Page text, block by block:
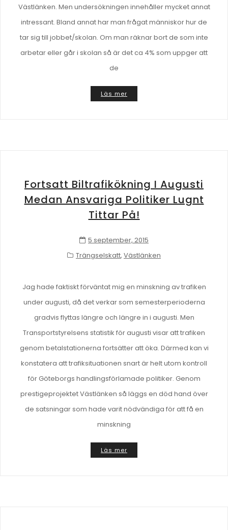
Västlänken. Men undersökningen innehåller mycket annat
intressant. Bland annat har man frågat människor hur de
tar sig till jobbet/skolan. Om man räknar bort de som inte
arbetar eller går i skolan så är det ca 4% som uppger att
de
Läs mer
Fortsatt Biltrafikökning I Augusti
Medan Ansvariga Politiker Lugnt
Tittar På!
5 september, 2015
Trängselskatt, Västlänken
Jag hade faktiskt förväntat mig en minskning av trafiken
under augusti, då det verkar som semesterperioderna
gradvis flyttas längre och längre in i augusti. Men
Transportstyrelsens statistik för augusti visar att trafiken
genom betalstationerna fortsätter att öka. Därmed kan vi
konstatera att trafiksituationen snart är helt utom kontroll
för Göteborgs handlingsförlamade politiker. Genom
prestigeprojektet Västlänken så läggs en död hand över
de satsningar som hade varit nödvändiga för att få en
minskning
Läs mer